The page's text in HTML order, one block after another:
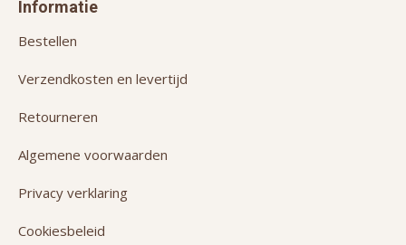
Informatie
Bestellen
Verzendkosten en levertijd
Retourneren
Algemene voorwaarden
Privacy verklaring
Cookiesbeleid